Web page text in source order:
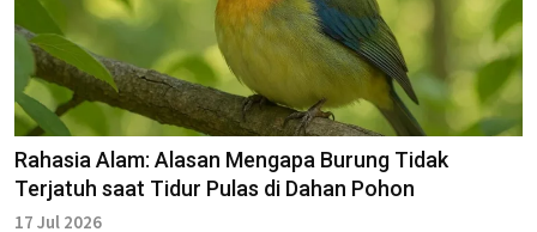
Rahasia Alam: Alasan Mengapa Burung Tidak
Terjatuh saat Tidur Pulas di Dahan Pohon
17 Jul 2026